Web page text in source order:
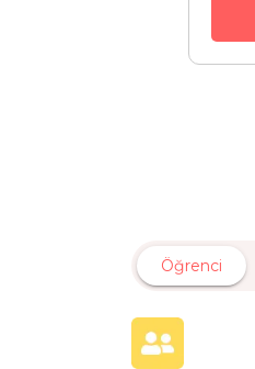
Öğrenci